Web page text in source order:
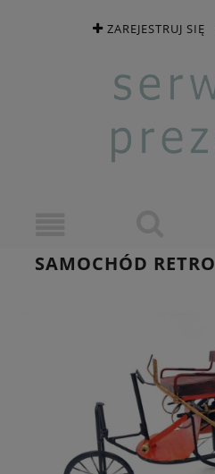
ZAREJESTRUJ SIĘ
SAMOCHÓD RETRO